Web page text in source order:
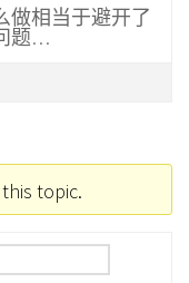
做相当于避开了
题…
topic.